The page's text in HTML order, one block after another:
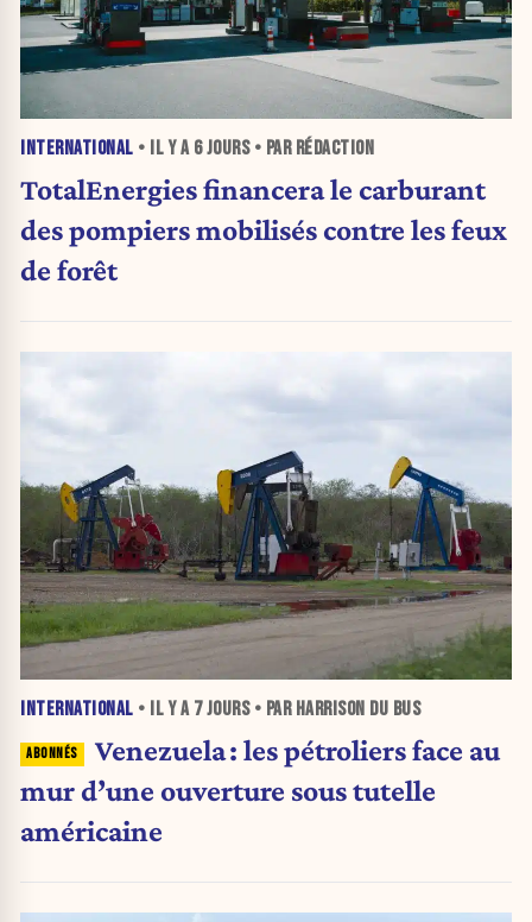
INTERNATIONAL • IL Y A 6 JOURS• PAR RÉDACTION
TotalEnergies financera le carburant
des pompiers mobilisés contre les feux
de forêt
INTERNATIONAL • IL Y A 7 JOURS• PAR HARRISON DU BUS
Venezuela : les pétroliers face au
mur d’une ouverture sous tutelle
américaine